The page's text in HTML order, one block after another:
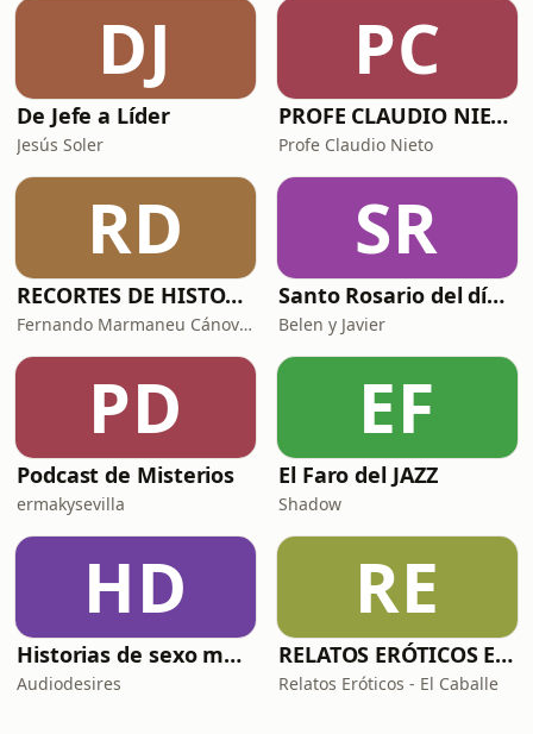
DJ
De Jefe a Líder
Jesús Soler
PC
PROFE CLAUDIO NIETO
Profe Claudio Nieto
RD
RECORTES DE HISTORIA Y CIENCIA
Fernando Marmaneu Cánovas
SR
Santo Rosario del día. 🙏 Reza con nosotros en castellano 🇪🇸
Belen y Javier
PD
Podcast de Misterios
ermakysevilla
EF
El Faro del JAZZ
Shadow
HD
Historias de sexo muy intensas y calientes
Audiodesires
RE
RELATOS ERÓTICOS El Caballero Oscuro
Relatos Eróticos - El Caballe